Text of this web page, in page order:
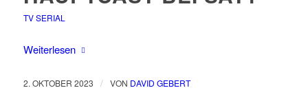
TV SERIAL
Weiterlesen
2. OKTOBER 2023 / VON DAVID GEBERT